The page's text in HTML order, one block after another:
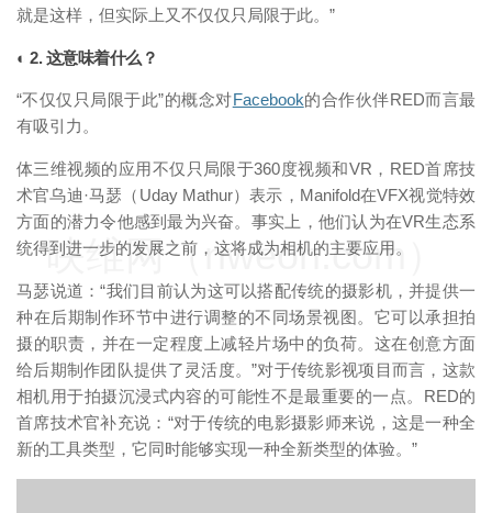
就是这样，但实际上又不仅仅只局限于此。”
◐ 2. 这意味着什么？
“不仅仅只局限于此”的概念对Facebook的合作伙伴RED而言最
有吸引力。
体三维视频的应用不仅只局限于360度视频和VR，RED首席技
术官乌迪·马瑟（Uday Mathur）表示，Manifold在VFX视觉特效
方面的潜力令他感到最为兴奋。事实上，他们认为在VR生态系
统得到进一步的发展之前，这将成为相机的主要应用。
马瑟说道：“我们目前认为这可以搭配传统的摄影机，并提供一
种在后期制作环节中进行调整的不同场景视图。它可以承担拍
摄的职责，并在一定程度上减轻片场中的负荷。这在创意方面
给后期制作团队提供了灵活度。”对于传统影视项目而言，这款
相机用于拍摄沉浸式内容的可能性不是最重要的一点。RED的
首席技术官补充说：“对于传统的电影摄影师来说，这是一种全
新的工具类型，它同时能够实现一种全新类型的体验。”
映维网（nweon.com）